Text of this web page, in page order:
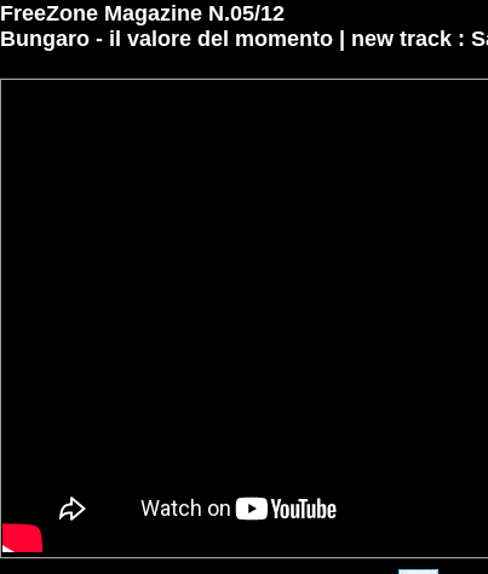
FreeZone Magazine N.05/12
Bungaro - il valore del momento | new track :